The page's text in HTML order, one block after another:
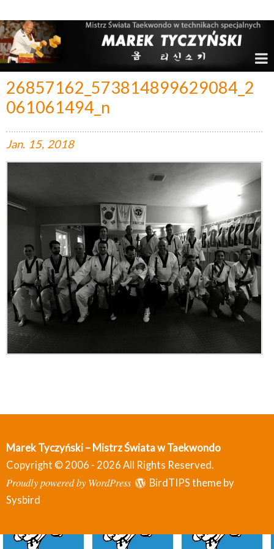
26857162_573814899629084_2
061061494_n
Jan. 15, 2018
Marek Tyczyński – Mistrz Świata w Taekwondo
Copyright © 2006 - 2026 All Rights Reserved.
Proudly powered by WordPress
BirdTIPS theme by
Sysbird